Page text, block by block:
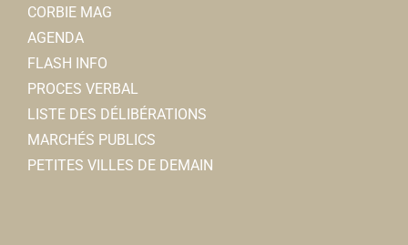
CORBIE MAG
AGENDA
FLASH INFO
PROCES VERBAL
LISTE DES DÉLIBÉRATIONS
MARCHÉS PUBLICS
PETITES VILLES DE DEMAIN